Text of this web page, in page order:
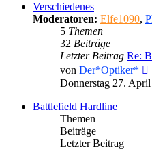
Verschiedenes
Moderatoren: Elfe1090,
5 Themen
32 Beiträge
Letzter Beitrag Re:
von Der*Optiker*
Donnerstag 27. April
Battlefield Hardline
Themen
Beiträge
Letzter Beitrag